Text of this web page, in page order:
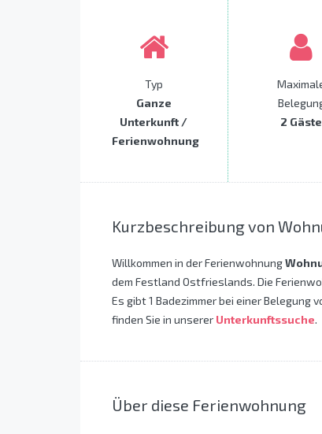
Typ
Ganze
Unterkunft /
Ferienwohnung
2 Gäste
Kurzbeschreibung von
Willkommen in der Ferienwohnung
dem Festland Ostfrieslands. Die
Es gibt 1 Badezimmer bei einer Belegung
finden Sie in unserer Unterkunftssuche.
Über diese Ferienwohnung